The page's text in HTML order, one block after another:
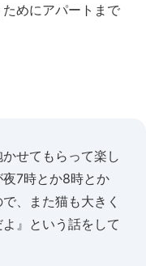
めにアパートまで
せてもらって楽し
7時とか8時とか
、また猫も大きく
』という話をして